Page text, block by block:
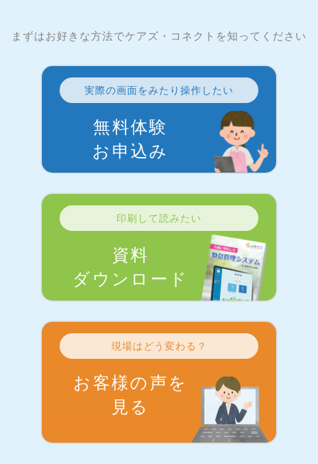
まずはお好きな方法でケアズ・コネクトを知ってください
実際の画面をみたり操作したい
無料体験
お申込み
印刷して読みたい
資料
ダウンロード
現場はどう変わる？
お客様の声を
見る